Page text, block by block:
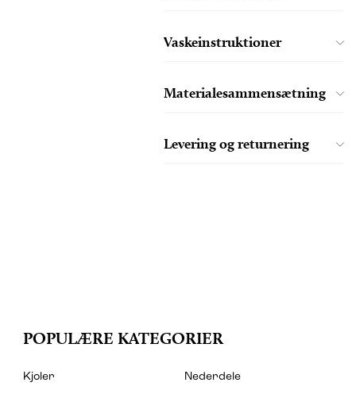
Vaskeinstruktioner
Materialesammensætning
Levering og returnering
POPULÆRE KATEGORIER
Kjoler
Nederdele